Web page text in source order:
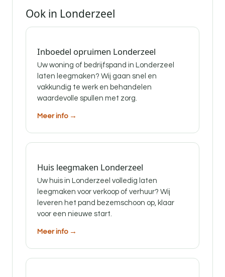
Ook in Londerzeel
Inboedel opruimen Londerzeel
Uw woning of bedrijfspand in Londerzeel
laten leegmaken? Wij gaan snel en
vakkundig te werk en behandelen
waardevolle spullen met zorg.
Meer info →
Huis leegmaken Londerzeel
Uw huis in Londerzeel volledig laten
leegmaken voor verkoop of verhuur? Wij
leveren het pand bezemschoon op, klaar
voor een nieuwe start.
Meer info →